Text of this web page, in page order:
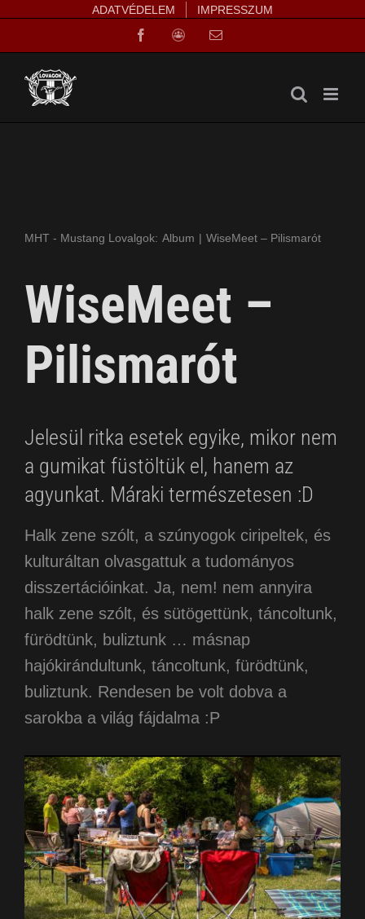
ADATVÉDELEM
IMPRESSZUM
FacebookFacebookEmail:
MHT - Mustang Lovalgok: Album WiseMeet – Pilismarót
WiseMeet –
Pilismarót
Jelesül ritka esetek egyike, mikor nem
a gumikat füstöltük el, hanem az
agyunkat. Máraki természetesen :D
Halk zene szólt, a szúnyogok ciripeltek, és
kulturáltan olvasgattuk a tudományos
disszertációinkat. Ja, nem! nem annyira
halk zene szólt, és sütögettünk, táncoltunk,
fürödtünk, buliztunk … másnap
hajókirándultunk, táncoltunk, fürödtünk,
buliztunk. Rendesen be volt dobva a
sarokba a világ fájdalma :P